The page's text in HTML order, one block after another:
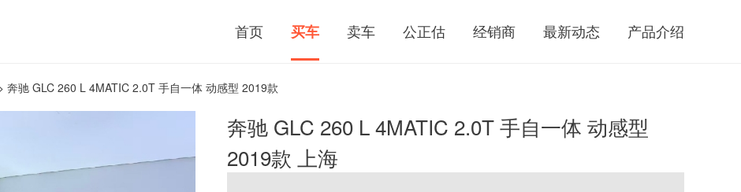
产品介绍
最新动态
经销商
公正估
卖车
买车
首页
奔驰 GLC 260 L 4MATIC 2.0T 手自一体 动感型 2019款
奔驰 GLC 260 L 4MATIC 2.0T 手自一体 动感型
2019款 上海